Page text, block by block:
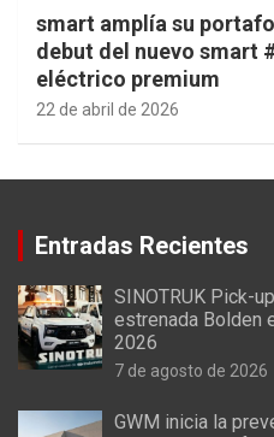
smart amplía su
debut del nuevo smart
eléctrico premium
22 de abril de 2026
Entradas Recientes
SINOTRUK Pick-
estrenada Bolden
2026
7 de agosto de 2026
GWM inicia la